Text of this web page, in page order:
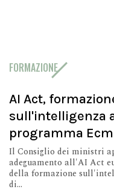
FORMAZIONE
AI Act,
sull'intelligenza
programma Ecm
Il Consiglio dei ministri
adeguamento all'AI Act
della formazione
di...